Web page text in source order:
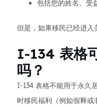
包括您的姓名、受
但是，如果移民已经进入
I-134 表格
吗？
I-134 表格不能用于永久
时移民福利（例如假释